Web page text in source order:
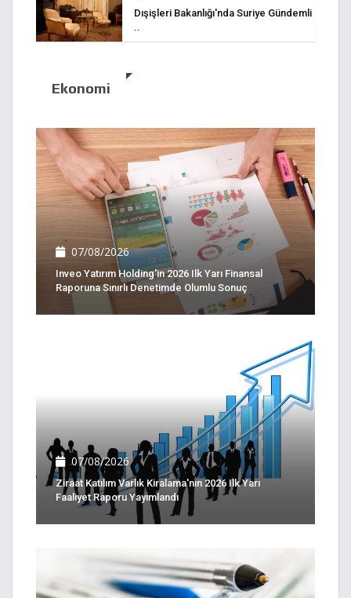
Dışişleri Bakanlığı'nda Suriye Gündemli
..
Ekonomi
07/08/2026
Inveo Yatırım Holding'in 2026 Ilk Yarı Finansal
Raporuna Sınırlı Denetimde Olumlu Sonuç
07/08/2026
Ziraat Katılım Varlık Kiralama'nın 2026 Ilk Yarı
Faaliyet Raporu Yayımlandı